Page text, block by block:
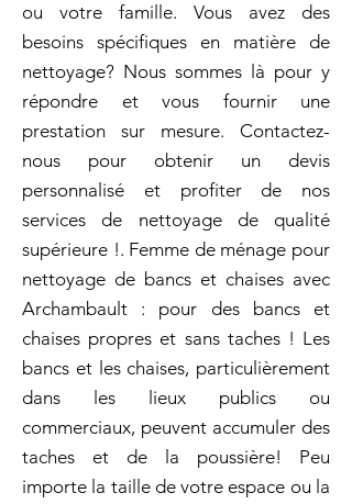
ou votre famille. Vous avez des
besoins spécifiques en matière de
nettoyage? Nous sommes là pour y
répondre et vous fournir une
prestation sur mesure. Contactez-
nous pour obtenir un devis
personnalisé et profiter de nos
services de nettoyage de qualité
supérieure !. Femme de ménage pour
nettoyage de bancs et chaises avec
Archambault : pour des bancs et
chaises propres et sans taches ! Les
bancs et les chaises, particulièrement
dans les lieux publics ou
commerciaux, peuvent accumuler des
taches et de la poussière! Peu
importe la taille de votre espace ou la